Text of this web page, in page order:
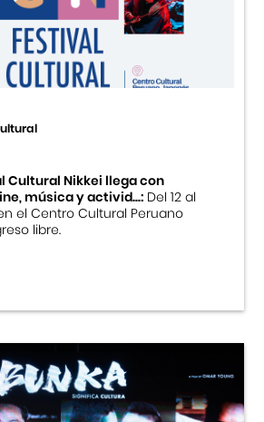
Peruano Japonés
Japonesa
Japonés
Cultural Nikkei llega con
música y activid...:Del 12 al
el Centro Cultural Peruano
libre.